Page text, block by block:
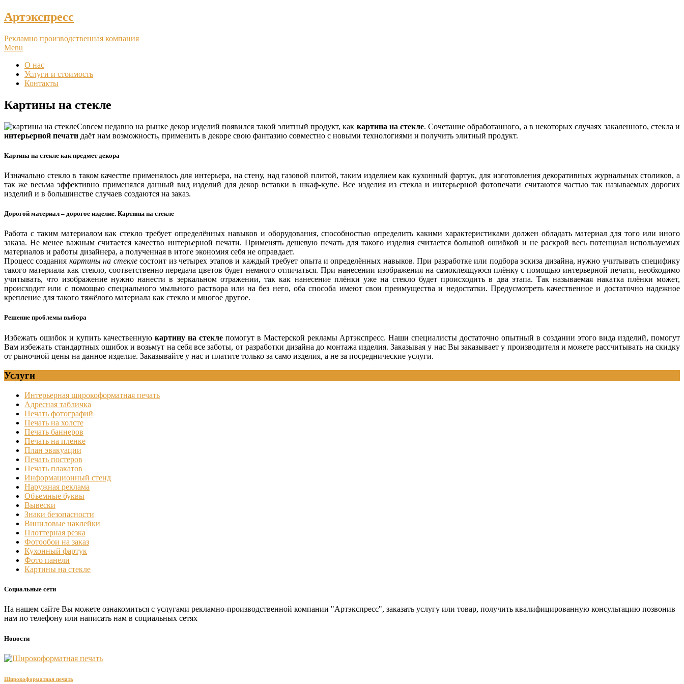
Артэкспресс
Рекламно производственная компания
Menu
О нас
Услуги и стоимость
Контакты
Картины на стекле
Совсем недавно на рынке декор изделий появился такой элитный продукт, как картина на стекле. Сочетание обработанного, а в некоторых случаях закаленного, стекла и
интерьерной печати даёт нам возможность, применить в декоре свою фантазию совместно с новыми технологиями и получить элитный продукт.
Картина на стекле как предмет декора
Изначально стекло в таком качестве применялось для интерьера, на стену, над газовой плитой, таким изделием как кухонный фартук, для изготовления декоративных журнальных столиков, а
так же весьма эффективно применялся данный вид изделий для декор вставки в шкаф-купе. Все изделия из стекла и интерьерной фотопечати считаются частью так называемых дорогих
изделий и в большинстве случаев создаются на заказ.
Дорогой материал – дорогое изделие. Картины на стекле
Работа с таким материалом как стекло требует определённых навыков и оборудования, способностью определить какими характеристиками должен обладать материал для того или иного
заказа. Не менее важным считается качество интерьерной печати. Применять дешевую печать для такого изделия считается большой ошибкой и не раскрой весь потенциал используемых
материалов и работы дизайнера, а полученная в итоге экономия себя не оправдает.
Процесс создания картины на стеклесостоит из четырех этапов и каждый требует опыта и определённых навыков. При разработке или подбора эскиза дизайна, нужно учитывать специфику
такого материала как стекло, соответственно передача цветов будет немного отличаться. При нанесении изображения на самоклеящуюся плёнку с помощью интерьерной печати, необходимо
учитывать, что изображение нужно нанести в зеркальном отражении, так как нанесение плёнки уже на стекло будет происходить в два этапа. Так называемая накатка плёнки может,
происходит или с помощью специального мыльного раствора или на без него, оба способа имеют свои преимущества и недостатки. Предусмотреть качественное и достаточно надежное
крепление для такого тяжёлого материала как стекло и многое другое.
Решение проблемы выбора
Избежать ошибок и купить качественную картину на стеклепомогут в Мастерской рекламы Артэкспресс. Наши специалисты достаточно опытный в создании этого вида изделий, помогут
Вам избежать стандартных ошибок и возьмут на себя все заботы, от разработки дизайна до монтажа изделия. Заказывая у нас Вы заказывает у производителя и можете рассчитывать на скидку
от рыночной цены на данное изделие. Заказывайте у нас и платите только за само изделия, а не за посреднические услуги.
Услуги
Интерьерная широкоформатная печать
Адресная табличка
Печать фотографий
Печать на холсте
Печать баннеров
Печать на пленке
План эвакуации
Печать постеров
Печать плакатов
Информационный стенд
Наружная реклама
Объемные буквы
Вывески
Знаки безопасности
Виниловые наклейки
Плоттерная резка
Фотообои на заказ
Кухонный фартук
Фото панели
Картины на стекле
Социальные сети
На нашем сайте Вы можете ознакомиться с услугами рекламно-производственной компании "Артэкспресс", заказать услугу или товар, получить квалифицированную консультацию позвонив
нам по телефону или написать нам в социальных сетях
Новости
Широкоформатная печать